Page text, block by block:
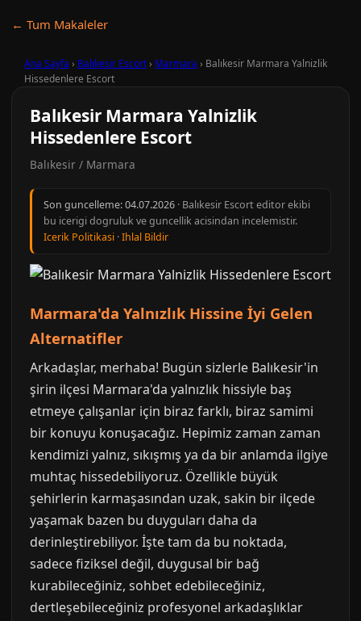
← Tum Makaleler
Ana Sayfa › Balıkesir Escort› Marmara › Balıkesir Marmara Yalnizlik
Hissedenlere Escort
Balıkesir Marmara Yalnizlik
Hissedenlere Escort
Balıkesir / Marmara
Son guncelleme:04.07.2026 · Balıkesir Escort editor ekibi
bu icerigi dogruluk ve guncellik acisindan incelemistir.
Icerik Politikasi ·Ihlal Bildir
Marmara'da Yalnızlık Hissine İyi Gelen
Alternatifler
Arkadaşlar, merhaba! Bugün sizlerle Balıkesir'in
şirin ilçesi Marmara'da yalnızlık hissiyle baş
etmeye çalışanlar için biraz farklı, biraz samimi
bir konuyu konuşacağız. Hepimiz zaman zaman
kendimizi yalnız, sıkışmış ya da bir anlamda ilgiye
muhtaç hissedebiliyoruz. Özellikle büyük
şehirlerin karmaşasından uzak, sakin bir ilçede
yaşamak bazen bu duyguları daha da
derinleştirebiliyor. İşte tam da bu noktada,
sadece fiziksel değil, duygusal bir bağ
kurabileceğiniz, sohbet edebileceğiniz,
dertleşebileceğiniz profesyonel arkadaşlıklar